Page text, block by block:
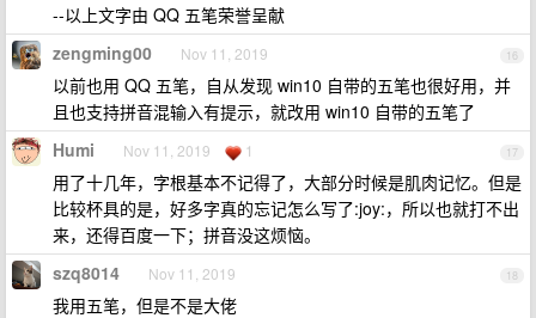
--以上文字由 QQ 五笔荣誉呈献
16
zengming00 Nov 11, 2019
以前也用 QQ 五笔，自从发现 win10 自带的五笔也很好用，并
且也支持拼音混输入有提示，就改用 win10 自带的五笔了
17
Humi Nov 11, 2019 1
用了十几年，字根基本不记得了，大部分时候是肌肉记忆。但是
比较杯具的是，好多字真的忘记怎么写了:joy:，所以也就打不出
来，还得百度一下；拼音没这烦恼。
18
szq8014 Nov 11, 2019
我用五笔，但是不是大佬